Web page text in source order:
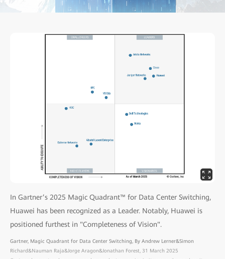
In Gartner’s 2025 Magic Quadrant™ for Data Center Switching,
Huawei has been recognized as a Leader. Notably, Huawei is
positioned furthest in "Completeness of Vision".
Gartner, Magic Quadrant for Data Center Switching, By Andrew Lerner&Simon
Richard&Nauman Raja&Jorge Aragon&Jonathan Forest, 31 March 2025